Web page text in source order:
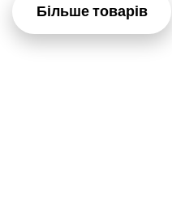
Більше товарів